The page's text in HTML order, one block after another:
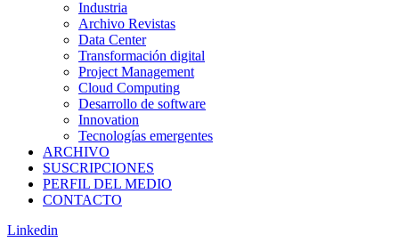
Industria
Archivo Revistas
Data Center
Transformación digital
Project Management
Cloud Computing
Desarrollo de software
Innovation
Tecnologías emergentes
ARCHIVO
SUSCRIPCIONES
PERFIL DEL MEDIO
CONTACTO
Linkedin